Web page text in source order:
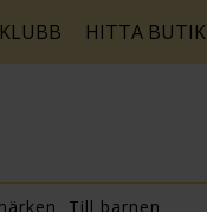
HITTA BUTIK
Till barnen